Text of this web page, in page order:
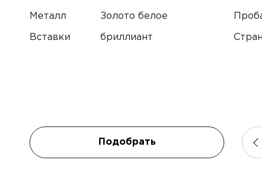
Металл Золото белое
Вставки бриллиант
Подобрать